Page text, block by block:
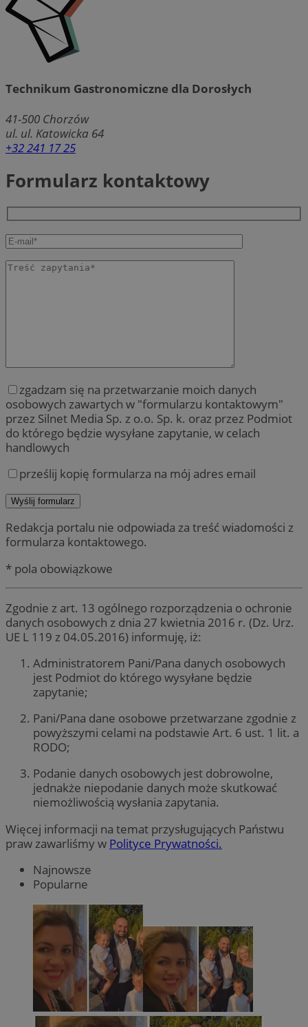
Technikum Gastronomiczne dla Dorosłych
41-500 Chorzów
ul. ul. Katowicka 64
+32 241 17 25
Formularz kontaktowy
zgadzam się na przetwarzanie moich danych
osobowych zawartych w "formularzu kontaktowym"
przez Silnet Media Sp. z o.o. Sp. k. oraz przez Podmiot
do którego będzie wysyłane zapytanie, w celach
handlowych
prześlij kopię formularza na mój adres email
Redakcja portalu nie odpowiada za treść wiadomości z
formularza kontaktowego.
* pola obowiązkowe
Zgodnie z art. 13 ogólnego rozporządzenia o ochronie
danych osobowych z dnia 27 kwietnia 2016 r. (Dz. Urz.
UE L 119 z 04.05.2016) informuję, iż:
Administratorem Pani/Pana danych osobowych
jest Podmiot do którego wysyłane będzie
zapytanie;
Pani/Pana dane osobowe przetwarzane zgodnie z
powyższymi celami na podstawie Art. 6 ust. 1 lit. a
RODO;
Podanie danych osobowych jest dobrowolne,
jednakże niepodanie danych może skutkować
niemożliwością wysłania zapytania.
Więcej informacji na temat przysługujących Państwu
praw zawarliśmy w Polityce Prywatności.
Najnowsze
Popularne